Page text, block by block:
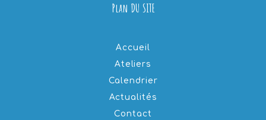
Plan DU SITE
Accueil
Ateliers
Calendrier
Actualités
Contact